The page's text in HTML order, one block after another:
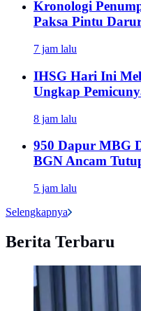
Kronologi
Paksa Pintu
7 jam lalu
IHSG Hari Ini
Ungkap
8 jam lalu
950 Dapur MBG
BGN Ancam
5 jam lalu
Selengkapnya
Berita Terbaru